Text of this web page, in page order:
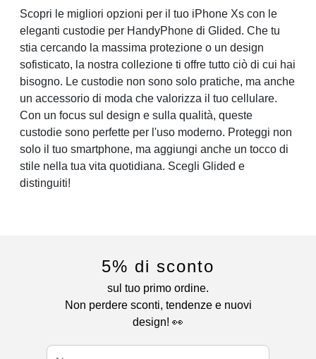
Scopri le migliori opzioni per il tuo iPhone Xs con le
eleganti custodie per HandyPhone di Glided. Che tu
stia cercando la massima protezione o un design
sofisticato, la nostra collezione ti offre tutto ciò di cui hai
bisogno. Le custodie non sono solo pratiche, ma anche
un accessorio di moda che valorizza il tuo cellulare.
Con un focus sul design e sulla qualità, queste
custodie sono perfette per l'uso moderno. Proteggi non
solo il tuo smartphone, ma aggiungi anche un tocco di
stile nella tua vita quotidiana. Scegli Glided e
distinguiti!
5% di sconto
sul tuo primo ordine.
Non perdere sconti, tendenze e nuovi
design! 👀